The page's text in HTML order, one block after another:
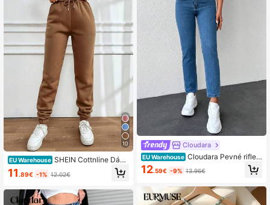
10
EU Warehouse SHEIN Cottnline Dám
ske joggery so sťahovacou šnúrkou
11 .89€ -1% 12.02€
Cloudara
EU Warehouse Cloudara Pevné rifle n
a zips
12.59€ -9% 13.96€